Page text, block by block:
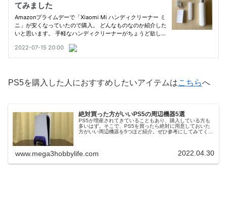
PS5を購入した人におすすめしたいアイテムはこちらへ
絶対買った方がいいPS5の周辺機器5選
PS5が増産されてきていることもあり、購入している方も
多いはず。そこで、PS5を買ったら絶対に用意しておいた
方がいい周辺機器を5つほど紹介。ぜひ参考にしてみてくだ
www.mega3hobbylife.com 2022.04.30